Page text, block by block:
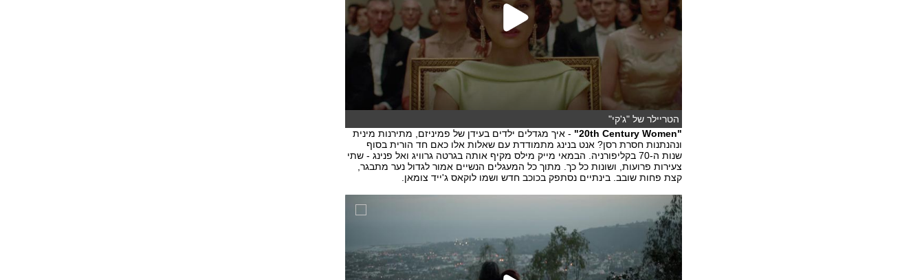
הטריילר של "ג'קי"
"20th Century Women"
- איך מגדלים ילדים בעידן של פמיניזם, מתירנות מינית
ונהנתנות חסרת רסן? אנט בנינג מתמודדת עם שאלות אלו כאם חד הורית בסוף
שנות ה-70 בקליפורניה. הבמאי מייק מילס מקיף אותה בגרטה גרוויג ואל פנינג - שתי
צעירות פרועות, ושונות כל כך. מתוך כל המעגלים הנשיים אמור לגדול נער מתבגר,
קצת פחות שובב. בינתיים נסתפק בכוכב חדש ושמו לוקאס ג'ייד צומאן.